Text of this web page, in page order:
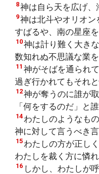
8神は自ら天を広げ、
9神は北斗やオリオン
すばるや、南の星座を
10神は計り難く大き
数知れぬ不思議な業
11 神がそばを通られ
過ぎ行かれてもそれと
12神が奪うのに誰が
「何をするのだ」と
14わたしのようなも
神に対して言うべき
15わたしの方が正し
わたしを裁く方に憐
16 しかし、わたしが